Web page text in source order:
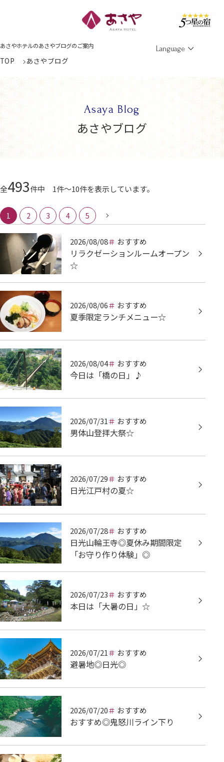
あさやホテルのあさやブログのご案内 Language
TOP あさやブログ
Asaya Blog
あさやブログ
全493件中 1件～10件を表示しています。
1 2 3 4 5
2026/08/08 おすすめ
リラクゼーションルームオープン
☆
2026/08/06 おすすめ
夏季限定ランチメニュー☆
2026/08/04 おすすめ
今日は「橋の日」♪
2026/07/31 おすすめ
男体山登拝大祭☆
2026/07/29 おすすめ
日光江戸村の夏☆
2026/07/28 おすすめ
日光山輪王寺◎夏休み期間限定
「お守り作り体験」◎
2026/07/23 おすすめ
本日は「大暑の日」☆
2026/07/21 おすすめ
避暑地◎日光◎
2026/07/20 おすすめ
おすすめ◎鬼怒川ライン下り